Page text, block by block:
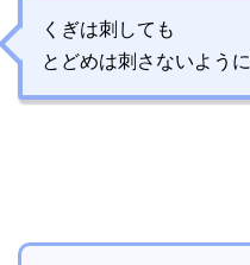
くぎは刺しても
とどめは刺さないように